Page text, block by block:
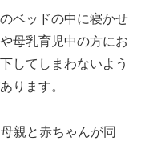
ベッドの中に寝かせ
母乳育児中の方にお
してしまわないよう
ります。
親と赤ちゃんが同